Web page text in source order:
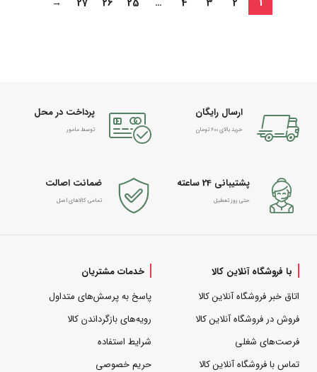
ارسال رایگان
خرید بالای 600 تومان
پرداخت در محل
توسط مامور
پشتیبانی 24 ساعته
حتی روز تعطیل
ضمانت اصالت
تمامی کالاهای اصل
با فروشگاه آنلاین کالا
اتاق خبر فروشگاه آنلاین کالا
فروش در فروشگاه آنلاین کالا
فرصت‌های شغلی
تماس با فروشگاه آنلاین کالا
خدمات مشتریان
پاسخ به پرسش‌های متداول
رویه‌های بازگرداندن کالا
شرایط استفاده
حریم خصوصی